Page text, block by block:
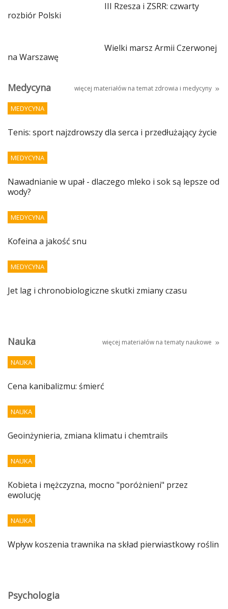
III Rzesza i ZSRR: czwarty
rozbiór Polski
Wielki marsz Armii Czerwonej
na Warszawę
Medycyna więcej materiałów na temat zdrowia i medycyny
MEDYCYNA
Tenis: sport najzdrowszy dla serca i przedłużający życie
MEDYCYNA
Nawadnianie w upał - dlaczego mleko i sok są lepsze od
wody?
MEDYCYNA
Kofeina a jakość snu
MEDYCYNA
Jet lag i chronobiologiczne skutki zmiany czasu
Nauka więcej materiałów na tematy naukowe
NAUKA
Cena kanibalizmu: śmierć
NAUKA
Geoinżynieria, zmiana klimatu i chemtrails
NAUKA
Kobieta i mężczyzna, mocno "poróżnieni" przez
ewolucję
NAUKA
Wpływ koszenia trawnika na skład pierwiastkowy roślin
Psychologia